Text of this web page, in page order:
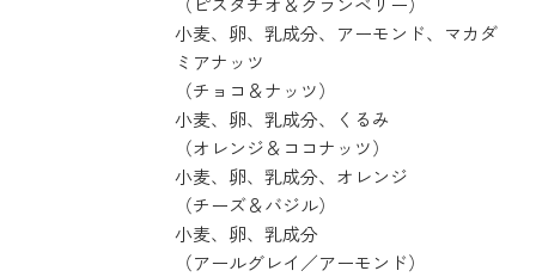
小麦、卵、乳成分、アーモンド、マカダ
ミアナッツ
（チョコ＆ナッツ）
小麦、卵、乳成分、くるみ
（オレンジ＆ココナッツ）
小麦、卵、乳成分、オレンジ
（チーズ＆バジル）
小麦、卵、乳成分
（アールグレイ／アーモンド）